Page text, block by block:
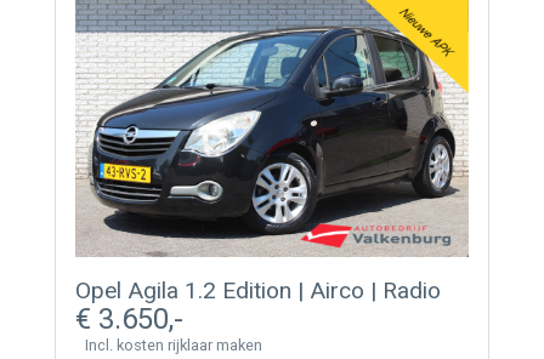
Opel Agila 1.2 Edition | Airco | Radio
3.650
Incl. kosten rijklaar maken